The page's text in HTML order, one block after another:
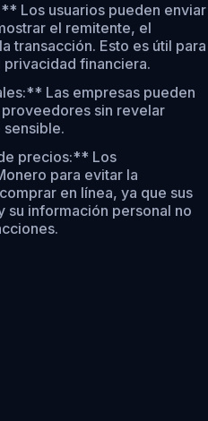
Los usuarios pueden enviar
el remitente, el
transacción. Esto es útil para
privacidad financiera.
Las empresas pueden
sin revelar
precios:** Los
para evitar la
en línea, ya que sus
su información personal no